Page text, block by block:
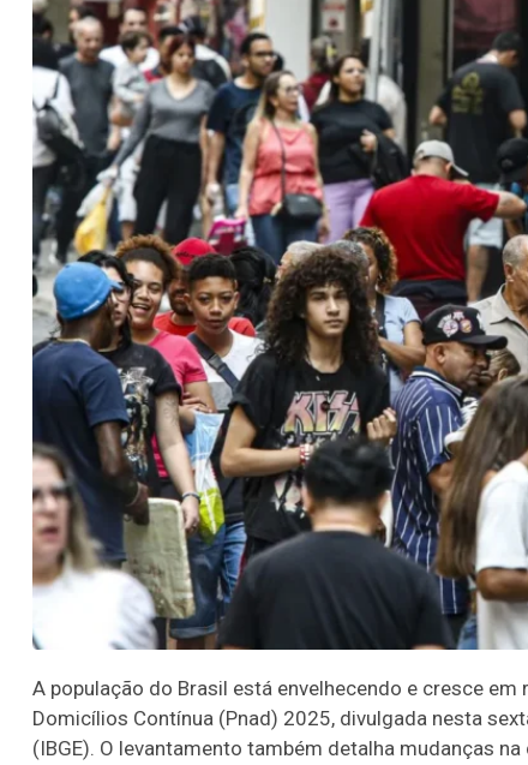
A população do Brasil está envelhecendo e cresce
Domicílios Contínua (Pnad) 2025, divulgada nesta
(IBGE). O levantamento também detalha mudanças